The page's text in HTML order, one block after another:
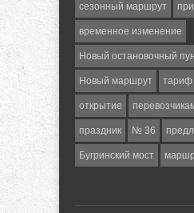
сезонный маршрут
временное изменение
Новый остановочный
Новый маршрут тариф
открытие
праздник № 36
Бугринский мост